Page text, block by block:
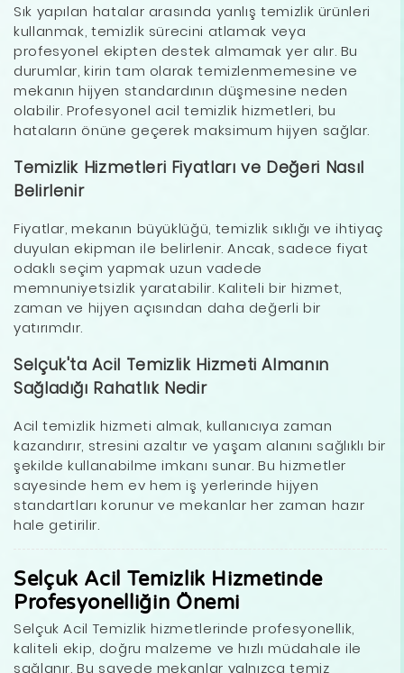
Sık yapılan hatalar arasında yanlış temizlik ürünleri
kullanmak, temizlik sürecini atlamak veya
profesyonel ekipten destek almamak yer alır. Bu
durumlar, kirin tam olarak temizlenmemesine ve
mekanın hijyen standardının düşmesine neden
olabilir. Profesyonel acil temizlik hizmetleri, bu
hataların önüne geçerek maksimum hijyen sağlar.
Temizlik Hizmetleri Fiyatları ve Değeri Nasıl
Belirlenir
Fiyatlar, mekanın büyüklüğü, temizlik sıklığı ve ihtiyaç
duyulan ekipman ile belirlenir. Ancak, sadece fiyat
odaklı seçim yapmak uzun vadede
memnuniyetsizlik yaratabilir. Kaliteli bir hizmet,
zaman ve hijyen açısından daha değerli bir
yatırımdır.
Selçuk'ta Acil Temizlik Hizmeti Almanın
Sağladığı Rahatlık Nedir
Acil temizlik hizmeti almak, kullanıcıya zaman
kazandırır, stresini azaltır ve yaşam alanını sağlıklı bir
şekilde kullanabilme imkanı sunar. Bu hizmetler
sayesinde hem ev hem iş yerlerinde hijyen
standartları korunur ve mekanlar her zaman hazır
hale getirilir.
Selçuk Acil Temizlik Hizmetinde
Profesyonelliğin Önemi
Selçuk Acil Temizlik hizmetlerinde profesyonellik,
kaliteli ekip, doğru malzeme ve hızlı müdahale ile
sağlanır. Bu sayede mekanlar yalnızca temiz